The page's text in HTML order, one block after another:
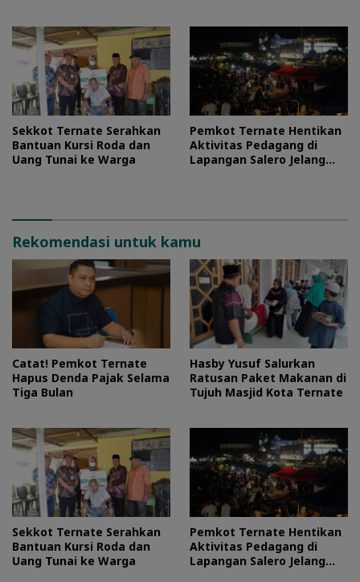
Sekkot Ternate Serahkan
Bantuan Kursi Roda dan
Uang Tunai ke Warga
Pemkot Ternate Hentikan
Aktivitas Pedagang di
Lapangan Salero Jelang
Rekomendasi untuk kamu
Catat! Pemkot Ternate
Hapus Denda Pajak Selama
Tiga Bulan
Hasby Yusuf Salurkan
Ratusan Paket Makanan di
Tujuh Masjid Kota Ternate
Sekkot Ternate Serahkan
Bantuan Kursi Roda dan
Uang Tunai ke Warga
Pemkot Ternate Hentikan
Aktivitas Pedagang di
Lapangan Salero Jelang